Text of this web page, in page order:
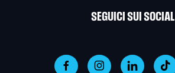
SEGUICI SUI SOCIAL